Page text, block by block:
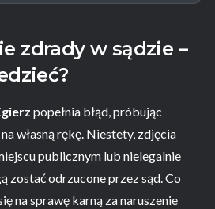
zdrady w sądzie –
popełnia błąd, próbując
własną rękę. Niestety, zdjęcia
publicznym lub nielegalnie
zostać odrzucone przez sąd. Co
na sprawę karną za naruszenie